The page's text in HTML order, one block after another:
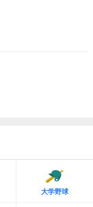
大学野球